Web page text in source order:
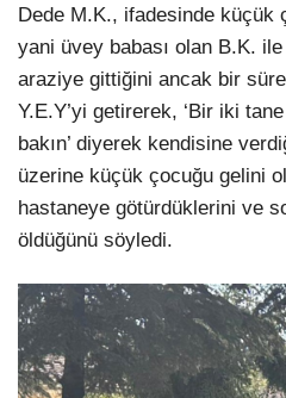
Dede M.K., ifadesinde küçük
yani üvey babası olan B.K.
araziye gittiğini ancak bir
Y.E.Y’yi getirerek, ‘Bir iki
bakın’ diyerek kendisine
üzerine küçük çocuğu gelini
hastaneye götürdüklerini ve
öldüğünü söyledi.